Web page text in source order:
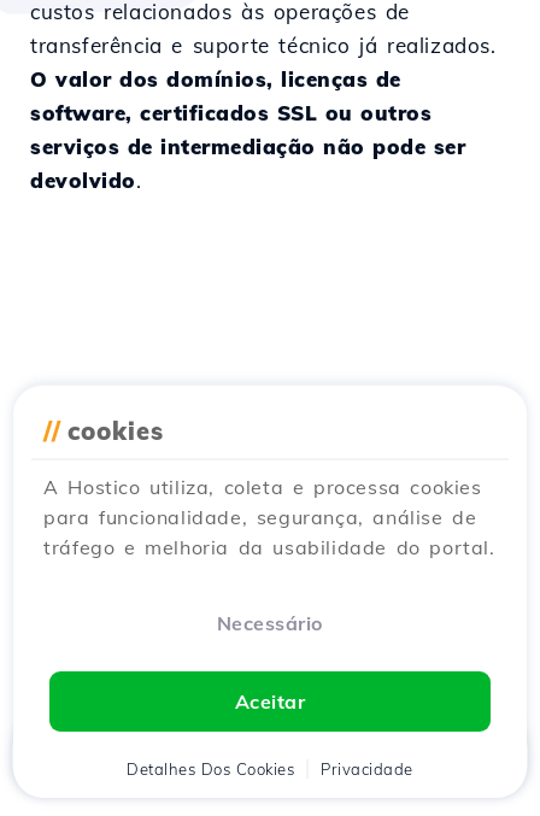
custos relacionados às operações de
transferência e suporte técnico já realizados.
O valor dos domínios, licenças de
software, certificados SSL ou outros
serviços de intermediação não pode ser
devolvido.
// cookies
A Hostico utiliza, coleta e processa cookies
para funcionalidade, segurança, análise de
tráfego e melhoria da usabilidade do portal.
Necessário
Aceitar
Detalhes Dos Cookies Privacidade
Cliente Carrinho Chat